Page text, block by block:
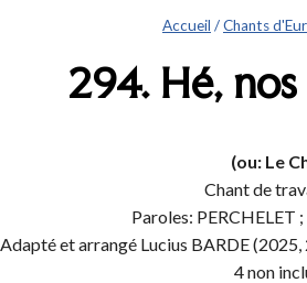
Accueil /Chants
294. Hé,
(ou: Le
Chant de
Paroles: PERCHELET
Adapté et arrangé Lucius BARDE
4 non